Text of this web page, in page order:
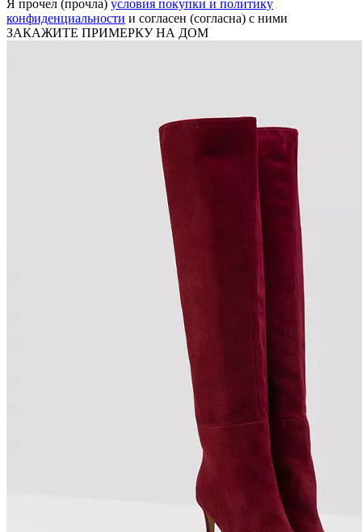
Я прочел (прочла) условия покупки и политику
конфиденциальности и согласен (согласна) с ними
ЗАКАЖИТЕ ПРИМЕРКУ НА ДОМ